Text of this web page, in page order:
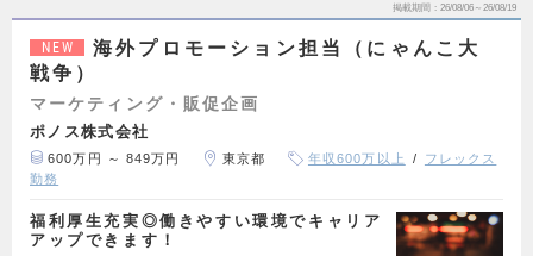
掲載期間 26/08/06～26/08/19
NEW
海外プロモーション担当（にゃんこ大
戦争）
マーケティング・販促企画
ポノス株式会社
600万円 ～ 849万円 東京都 年収600万以上
フレックス
勤務
福利厚生充実◎働きやすい環境でキャリア
アップできます！